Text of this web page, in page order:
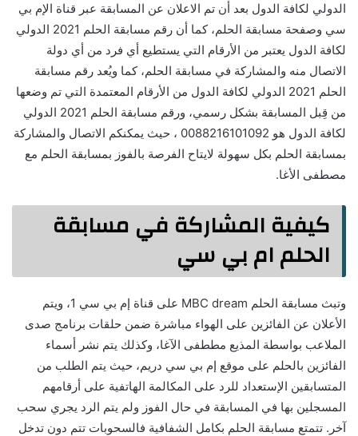
الدولي لكافة الدول بعد أن تم الاعلان عن المسابقة عبر قناة الإم بي
سي وصفحة مسابقة الحلم، كما أن رقم مسابقة الحلم 2021 الدولي
لكافة الدول يعتبر من الأرقام التي يستطيع أي فرد من أي دولة
الاتصال منه والمشاركة في مسابقة الحلم، كما ويُعد رقم مسابقة
الحلم 2021 الدولي لكافة الدول من الأرقام المعتمدة التي تم وضعها
من قِبل المسابقة بشكل رسمي، ورقم مسابقة الحلم 2021 الدولي
لكافة الدول هو 0088216101092 ، حيث يمكنكم الاتصال والمشاركة
بمسابقة الحلم بكل سهولة لايتاح الفرصة بالفوز بمسابقة الحلم مع
مصطفى الأغا.
كيفية المشاركة في مسابقة
الحلم ام بي سي
وتبث مسابقة الحلم MBC dream على قناة إم بي سي 1، ويتم
الأعلان عن الفائزين على الهواء مباشرة ضمن حلقات برنامج صدى
الملاعب بواسطة المذيع مططفى الآغا، وكذلك يتم نشر أسماء
الفائزين بالحلم على موقع إم بي سي دريم، حيث يتم الطلب من
المتسابقين الإستعداد للرد على المكالمة الهاتفية على أرقامهم
المسجلين بها في المسابقة في حال الفوز ولم يتم الرد يجري سحب
آخر. تتمتع مسابقة الحلم بكامل الشفافية فالسحوبات تتم دون تدخل